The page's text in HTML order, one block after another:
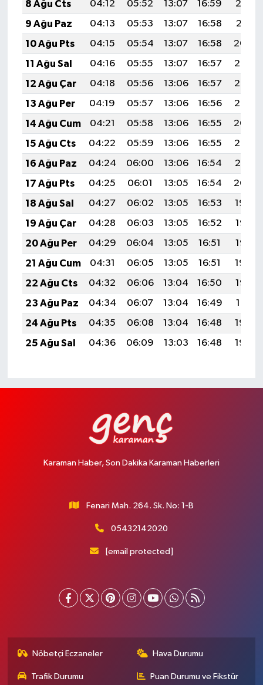
8 Ağu Cts 04:12 05:52 13:07 16:59
20:12
9 Ağu Paz
04:13 05:53 13:07 16:58
20:11
10 Ağu Pts
04:15 05:54 13:07 16:58
20:09
11 Ağu Sal
04:16 05:55 13:07 16:57
20:08
12 Ağu Çar
04:18 05:56 13:06 16:57
20:07
13 Ağu Per
04:19 05:57 13:06 16:56
20:05
14 Ağu Cum
04:21 05:58 13:06 16:55
20:04
15 Ağu Cts
04:22 05:59 13:06 16:55
20:03
16 Ağu Paz
04:24 06:00 13:06 16:54
20:01
17 Ağu Pts
04:25 06:01 13:05 16:54
20:00
18 Ağu Sal
04:27 06:02 13:05 16:53
19:59
19 Ağu Çar
04:28 06:03 13:05 16:52
19:57
20 Ağu Per
04:29 06:04 13:05 16:51
19:56
21 Ağu Cum
04:31 06:05 13:05 16:51
19:54
22 Ağu Cts
04:32 06:06 13:04 16:50
19:53
23 Ağu Paz
04:34 06:07 13:04 16:49
19:51
24 Ağu Pts
04:35 06:08 13:04 16:48
19:50
25 Ağu Sal
04:36 06:09 13:03 16:48 19:48
Karaman Haber, Son Dakika Karaman Haberleri
Fenari Mah. 264. Sk. No: 1-B
05432142020
[email protected]
Nöbetçi Eczaneler Hava Durumu
Trafik Durumu Puan Durumu ve Fikstür